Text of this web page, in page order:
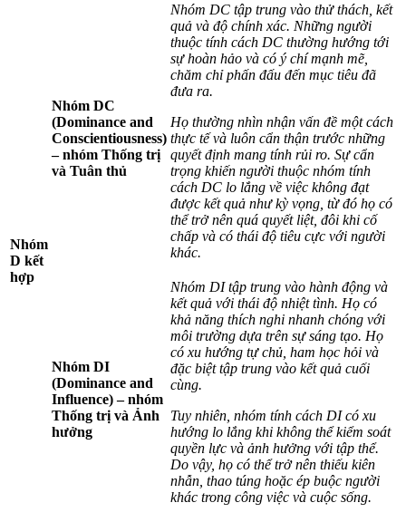
Nhóm
D kết
hợp
Nhóm DC
(Dominance and
Conscientiousness)
– nhóm Thống trị
và Tuân thủ
Nhóm DC tập trung vào thử thách, kết
quả và độ chính xác. Những người
thuộc tính cách DC thường hướng tới
sự hoàn hảo và có ý chí mạnh mẽ,
chăm chỉ phấn đấu đến mục tiêu đã
đưa ra.
Họ thường nhìn nhận vấn đề một cách
thực tế và luôn cẩn thận trước những
quyết định mang tính rủi ro. Sự cẩn
trọng khiến người thuộc nhóm tính
cách DC lo lắng về việc không đạt
được kết quả như kỳ vọng, từ đó họ có
thể trở nên quá quyết liệt, đôi khi cố
chấp và có thái độ tiêu cực với người
khác.
Nhóm DI
(Dominance and
Influence) – nhóm
Thống trị và Ảnh
hưởng
Nhóm DI tập trung vào hành động và
kết quả với thái độ nhiệt tình. Họ có
khả năng thích nghi nhanh chóng với
môi trường dựa trên sự sáng tạo. Họ
có xu hướng tự chủ, ham học hỏi và
đặc biệt tập trung vào kết quả cuối
cùng.
Tuy nhiên, nhóm tính cách DI có xu
hướng lo lắng khi không thể kiểm soát
quyền lực và ảnh hưởng với tập thể.
Do vậy, họ có thể trở nên thiếu kiên
nhẫn, thao túng hoặc ép buộc người
khác trong công việc và cuộc sống.